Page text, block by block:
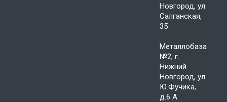
Новгород, ул.
Салганская,
35
Металлобаза
№2, г.
Нижний
Новгород, ул.
Ю.Фучика,
д.6 А